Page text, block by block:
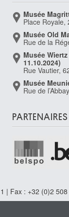
Musée
Place Royale,
Musée Old
Rue de la
Musée
11.10.2024)
Rue Vautier,
Musée
Rue de
PARTENAIRES
| Fax : +32 (0)2